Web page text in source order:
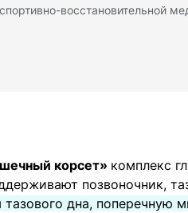
восстановительной
корсет» комплекс
позвоночник,
дна, поперечную